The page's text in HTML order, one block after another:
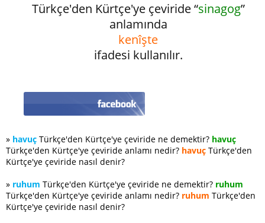
Türkçe'den Kürtçe'ye çeviride “sinagog”
anlamında
kenîşte
ifadesi kullanılır.
» havuç Türkçe'den Kürtçe'ye çeviride ne demektir? havuç
Türkçe'den Kürtçe'ye çeviride anlamı nedir? havuç Türkçe'den
Kürtçe'ye çeviride nasıl denir?
» ruhum Türkçe'den Kürtçe'ye çeviride ne demektir? ruhum
Türkçe'den Kürtçe'ye çeviride anlamı nedir? ruhum Türkçe'den
Kürtçe'ye çeviride nasıl denir?